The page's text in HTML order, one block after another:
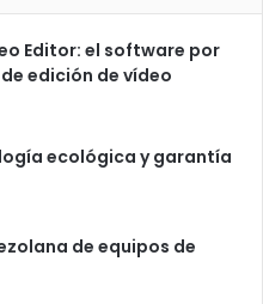
Editor: el software por
edición de vídeo
ecológica y garantía
de equipos de